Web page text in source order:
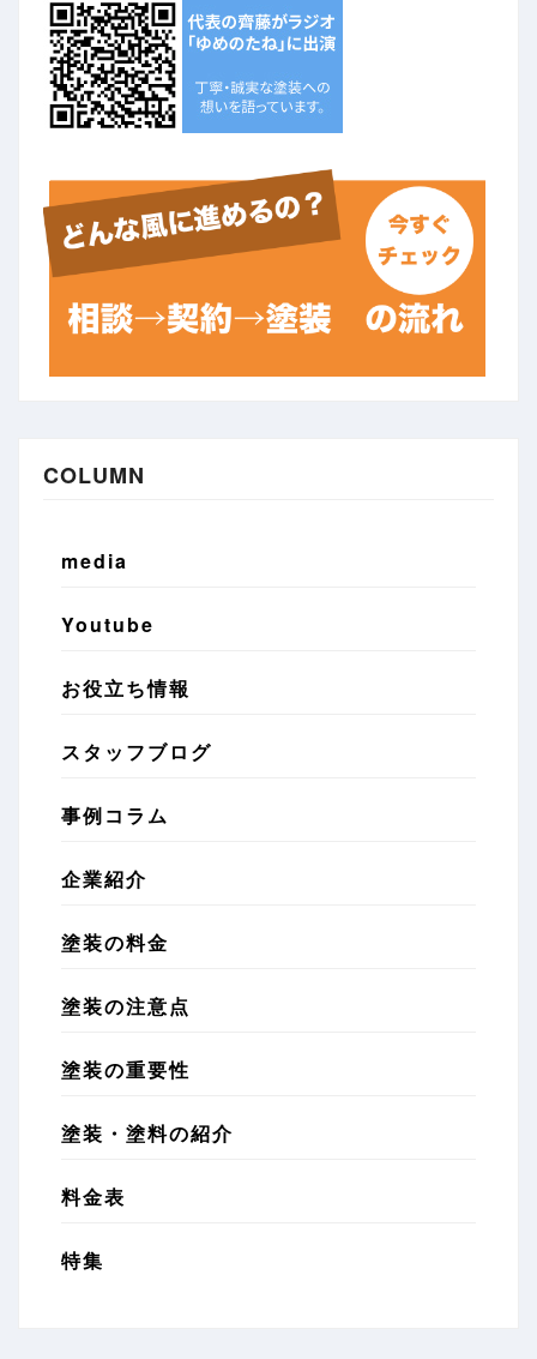
COLUMN
media
Youtube
お役立ち情報
スタッフブログ
事例コラム
企業紹介
塗装の料金
塗装の注意点
塗装の重要性
塗装・塗料の紹介
料金表
特集